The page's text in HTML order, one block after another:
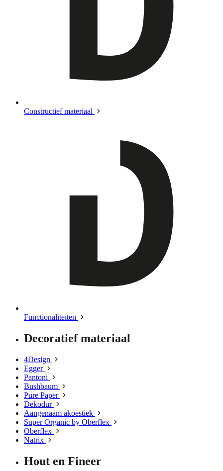
Constructief materiaal
Functionaliteiten
Decoratief materiaal
4Design
Egger
Pantoni
Bushbaum
Pure Paper
Dekodur
Aangenaam akoestiek
Super Organic by Oberflex
Oberflex
Natrix
Hout en Fineer